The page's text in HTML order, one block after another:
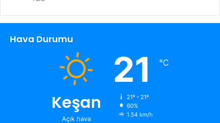
Hava Durumu
Keşan
Açık hava
21 ℃
21º - 21º
60%
1.54 km/h